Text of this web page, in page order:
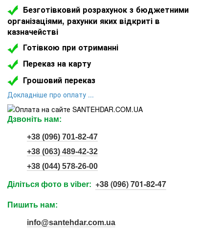
Безготівковий розрахунок з бюджетними
організаціями, рахунки яких відкриті в
казначействі
Готівкою при отриманні
Переказ на карту
Грошовий переказ
Докладніше про оплату ...
Дзвоніть нам:
+38 (096) 701-82-47
+38 (063) 489-42-32
+38 (044) 578-26-00
Діліться фото в viber: +38 (096) 701-82-47
Пишить нам:
info@santehdar.com.ua